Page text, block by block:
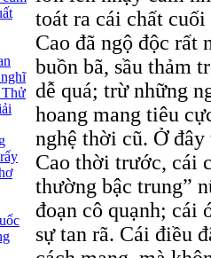
Thử
toát ra cái chất
Cao đã ngộ độc rất
buồn bã, sầu thảm
dễ quá; trừ những
hoang mang tiêu
nghệ thời cũ. Ở
Cao thời trước, cái
thường bậc trung”
đoạn cô quạnh; cái
sự tan rã. Cái điều